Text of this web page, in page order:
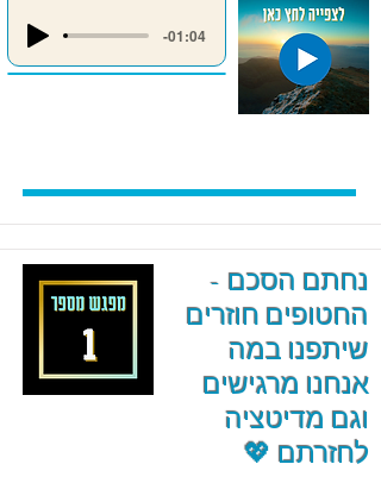
-01:04
נחתם הסכם -
החטופים חוזרים
שיתפנו במה
אנחנו מרגישים
וגם מדיטציה
לחזרתם 💖